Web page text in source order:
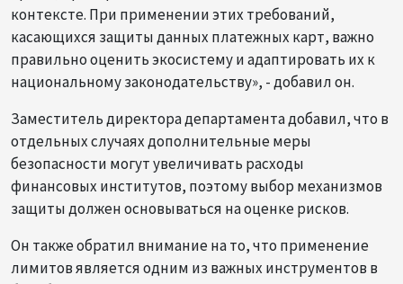
контексте. При применении этих требований,
касающихся защиты данных платежных карт, важно
правильно оценить экосистему и адаптировать их к
национальному законодательству», - добавил он.
Заместитель директора департамента добавил, что в
отдельных случаях дополнительные меры
безопасности могут увеличивать расходы
финансовых институтов, поэтому выбор механизмов
защиты должен основываться на оценке рисков.
Он также обратил внимание на то, что применение
лимитов является одним из важных инструментов в